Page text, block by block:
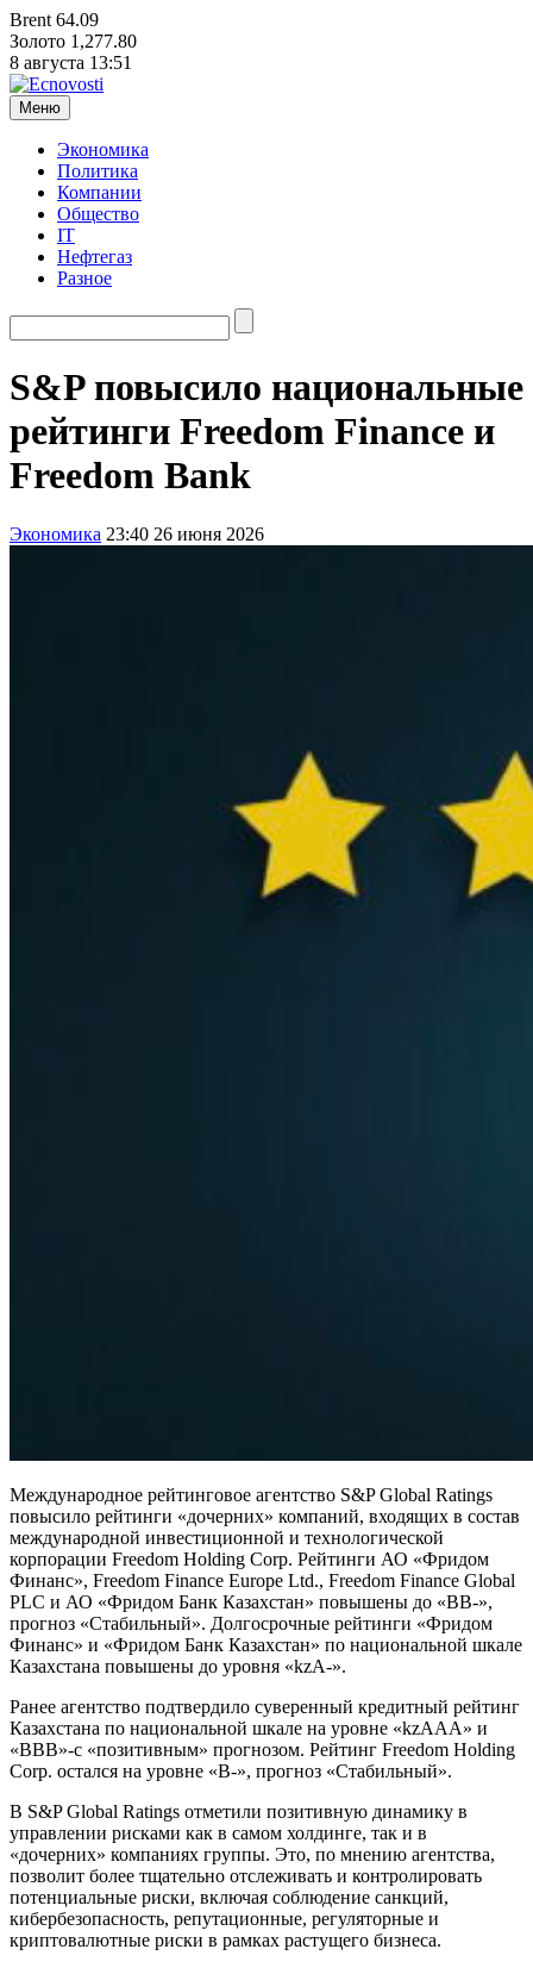
Brent 64.09
Золото 1,277.80
8 августа 13:51
Меню
Экономика
Политика
Компании
Общество
IT
Нефтегаз
Разное
S&P повысило национальные
рейтинги Freedom Finance и
Freedom Bank
Экономика 23:40 26 июня 2026
Международное рейтинговое агентство S&P Global Ratings
повысило рейтинги «дочерних» компаний, входящих в состав
международной инвестиционной и технологической
корпорации Freedom Holding Corp. Рейтинги АО «Фридом
Финанс», Freedom Finance Еurope Ltd., Freedom Finance Global
PLC и АО «Фридом Банк Казахстан» повышены до «BB-»,
прогноз «Стабильный». Долгосрочные рейтинги «Фридом
Финанс» и «Фридом Банк Казахстан» по национальной шкале
Казахстана повышены до уровня «kzA-».
Ранее агентство подтвердило суверенный кредитный рейтинг
Казахстана по национальной шкале на уровне «kzAAA» и
«BBB»-с «позитивным» прогнозом. Рейтинг Freedom Holding
Corp. остался на уровне «В-», прогноз «Стабильный».
В S&P Global Ratings отметили позитивную динамику в
управлении рисками как в самом холдинге, так и в
«дочерних» компаниях группы. Это, по мнению агентства,
позволит более тщательно отслеживать и контролировать
потенциальные риски, включая соблюдение санкций,
кибербезопасность, репутационные, регуляторные и
криптовалютные риски в рамках растущего бизнеса.